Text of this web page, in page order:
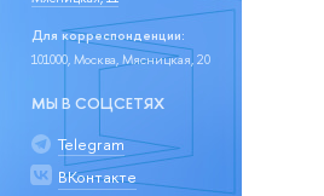
Для корреспонденции:
101000, Москва, Мясницкая, 20
МЫ В СОЦСЕТЯХ
Telegram
ВКонтакте